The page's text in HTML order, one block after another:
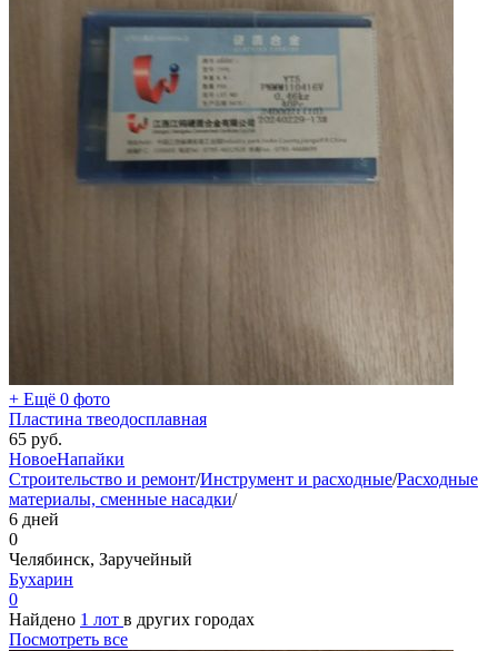
+ Ещё 0 фото
Пластина твеодосплавная
65 руб.
НовоеНапайки
Строительство и ремонт/Инструмент и расходные/Расходные
материалы, сменные насадки/
6 дней
0
Челябинск, Заручейный
Бухарин
0
Найдено 1 лот в других городах
Посмотреть все